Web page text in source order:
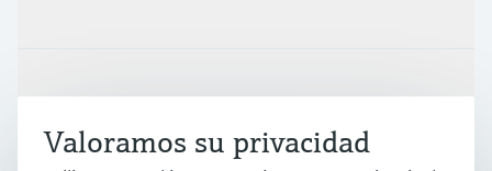
Valoramos su privacidad